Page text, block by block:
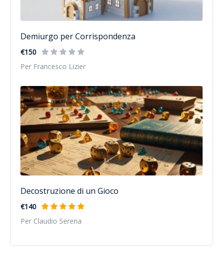
Demiurgo per Corrispondenza
€150
Per Francesco Lizier
Decostruzione di un Gioco
€140
Per Claudio Serena